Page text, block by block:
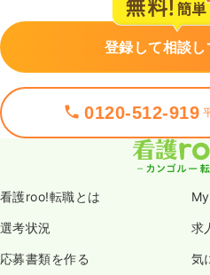
登録して相談し
0120-512-919
看護roo!転職とは
選考状況 求
応募書類を作る 気